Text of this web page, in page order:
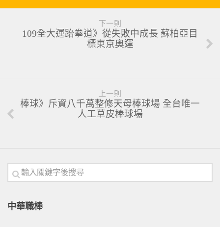
下一則
109全大運跆拳道》從失敗中成長 蘇柏亞目
標東京奧運
上一則
棒球》斥資八千萬整修天母棒球場 全台唯一
人工草皮棒球場
中華職棒